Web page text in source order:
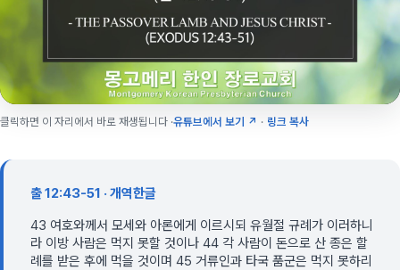
클릭하면 이 자리에서 바로 재생됩니다 ·유튜브에서 보기 ↗ · 링크 복사
출 12:43-51 · 개역한글
43 여호와께서 모세와 아론에게 이르시되 유월절 규례가 이러하니
라 이방 사람은 먹지 못할 것이나 44 각 사람이 돈으로 산 종은 할
례를 받은 후에 먹을 것이며 45 거류인과 타국 품군은 먹지 못하리